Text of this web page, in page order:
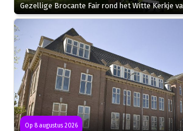
Gezellige Brocante Fair rond het Witte Kerkje
Op 8 augustus 2026